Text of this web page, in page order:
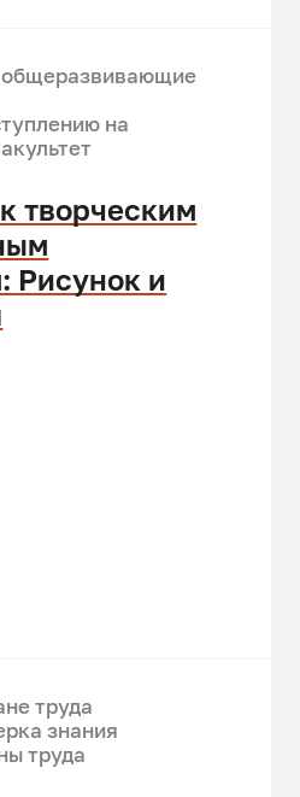
на
творческим
Рисунок и
труда
знания
труда